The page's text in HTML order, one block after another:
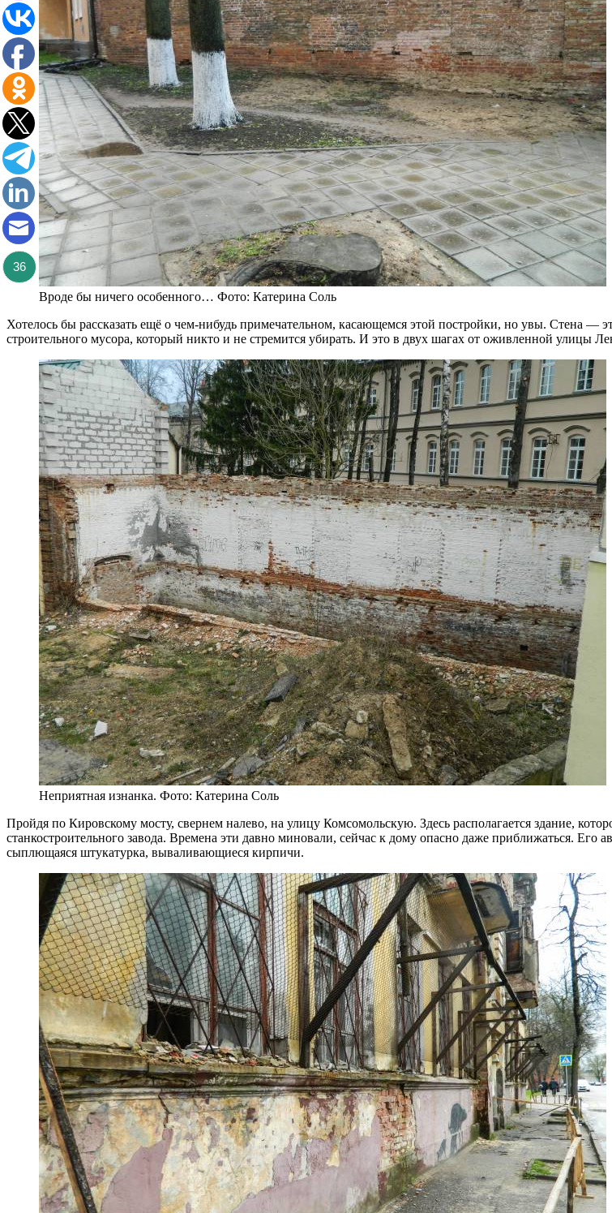
Вроде бы ничего особенного… Фото: Катерина Соль
Хотелось бы рассказать ещё о чем-нибудь примечательном, касающемся этой постройки, но увы. Стена —
строительного мусора, который никто и не стремится убирать. И это в двух шагах от оживленной улицы
Неприятная изнанка. Фото: Катерина Соль
Пройдя по Кировскому мосту, свернем налево, на улицу Комсомольскую. Здесь располагается здание,
станкостроительного завода. Времена эти давно миновали, сейчас к дому опасно даже приближаться.
сыплющаяся штукатурка, вываливающиеся кирпичи.
36